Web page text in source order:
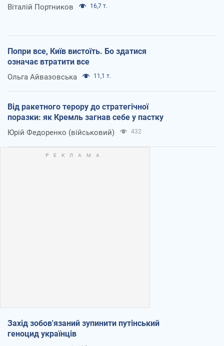
Віталій Портников 16,7 т.
Попри все, Київ вистоїть. Бо здатися
означає втратити все
Ольга Айвазовська 11,1 т.
Від ракетного терору до стратегічної
поразки: як Кремль загнав себе у пастку
Юрій Федоренко (військовий) 432
Захід зобов'язаний зупинити путінський
геноцид українців